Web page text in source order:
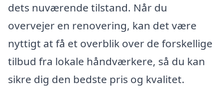
dets nuværende tilstand. Når du
overvejer en renovering, kan det være
nyttigt at få et overblik over de forskellige
tilbud fra lokale håndværkere, så du kan
sikre dig den bedste pris og kvalitet.